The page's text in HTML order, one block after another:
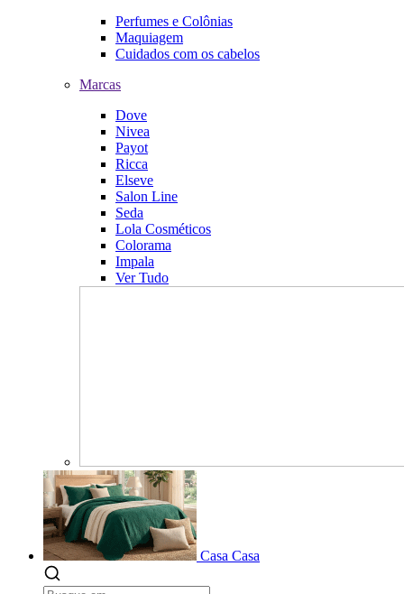
Perfumes e Colônias
Maquiagem
Cuidados com os cabelos
Marcas
Dove
Nivea
Payot
Ricca
Elseve
Salon Line
Seda
Lola Cosméticos
Colorama
Impala
Ver Tudo
Casa Casa